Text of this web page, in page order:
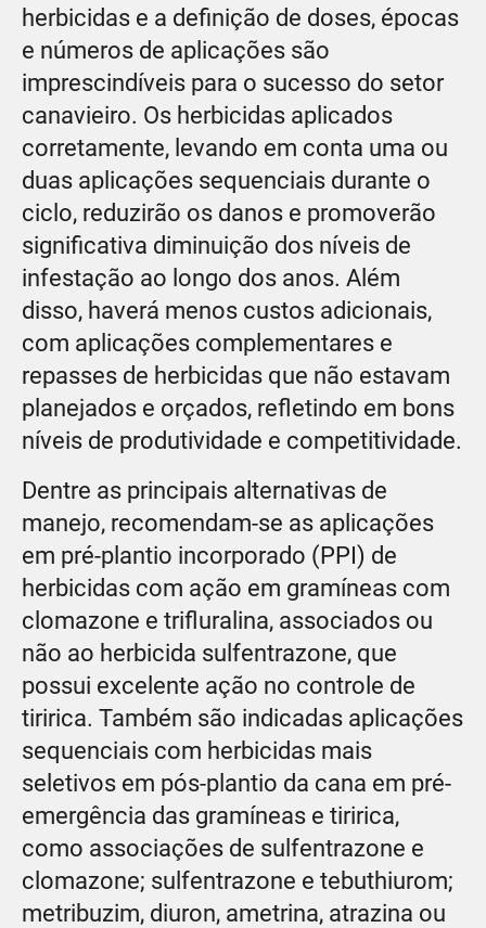
herbicidas e a definição de doses, épocas
e números de aplicações são
imprescindíveis para o sucesso do setor
canavieiro. Os herbicidas aplicados
corretamente, levando em conta uma ou
duas aplicações sequenciais durante o
ciclo, reduzirão os danos e promoverão
significativa diminuição dos níveis de
infestação ao longo dos anos. Além
disso, haverá menos custos adicionais,
com aplicações complementares e
repasses de herbicidas que não estavam
planejados e orçados, refletindo em bons
níveis de produtividade e competitividade.
Dentre as principais alternativas de
manejo, recomendam-se as aplicações
em pré-plantio incorporado (PPI) de
herbicidas com ação em gramíneas com
clomazone e trifluralina, associados ou
não ao herbicida sulfentrazone, que
possui excelente ação no controle de
tiririca. Também são indicadas aplicações
sequenciais com herbicidas mais
seletivos em pós-plantio da cana em pré-
emergência das gramíneas e tiririca,
como associações de sulfentrazone e
clomazone; sulfentrazone e tebuthiurom;
metribuzim, diuron, ametrina, atrazina ou